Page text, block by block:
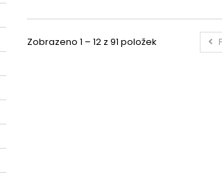
Zobrazeno 1 – 12 z 91 položek